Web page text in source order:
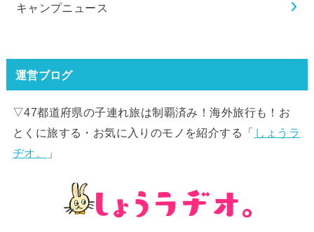
キャンプニュース
運営ブログ
▽47都道府県の子連れ旅は制覇済み！海外旅行も！お
とくに旅する・お気に入りのモノを紹介する「 しょうラ
ヂオ。
」